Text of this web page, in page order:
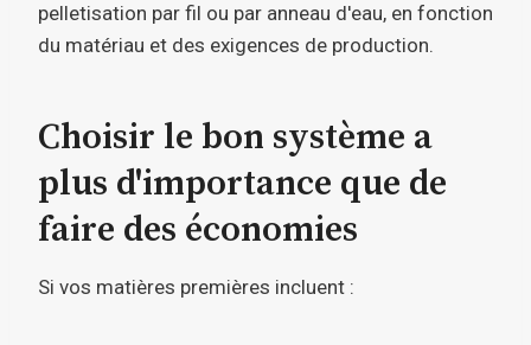
pelletisation par fil ou par anneau d'eau, en fonction
du matériau et des exigences de production.
Choisir le bon système a
plus d'importance que de
faire des économies
Si vos matières premières incluent :